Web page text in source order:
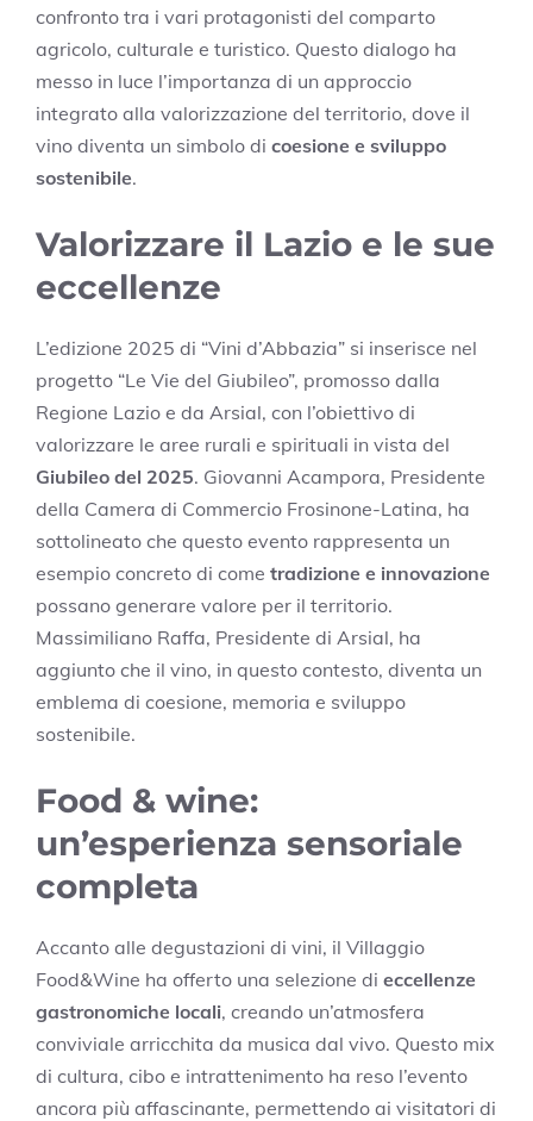
confronto tra i vari protagonisti del comparto
agricolo, culturale e turistico. Questo dialogo ha
messo in luce l’importanza di un approccio
integrato alla valorizzazione del territorio, dove il
vino diventa un simbolo di coesione e sviluppo
sostenibile.
Valorizzare il Lazio e le sue
eccellenze
L’edizione 2025 di “Vini d’Abbazia” si inserisce nel
progetto “Le Vie del Giubileo”, promosso dalla
Regione Lazio e da Arsial, con l’obiettivo di
valorizzare le aree rurali e spirituali in vista del
Giubileo del 2025. Giovanni Acampora, Presidente
della Camera di Commercio Frosinone-Latina, ha
sottolineato che questo evento rappresenta un
esempio concreto di come tradizione e innovazione
possano generare valore per il territorio.
Massimiliano Raffa, Presidente di Arsial, ha
aggiunto che il vino, in questo contesto, diventa un
emblema di coesione, memoria e sviluppo
sostenibile.
Food & wine:
un’esperienza sensoriale
completa
Accanto alle degustazioni di vini, il Villaggio
Food&Wine ha offerto una selezione di eccellenze
gastronomiche locali, creando un’atmosfera
conviviale arricchita da musica dal vivo. Questo mix
di cultura, cibo e intrattenimento ha reso l’evento
ancora più affascinante, permettendo ai visitatori di